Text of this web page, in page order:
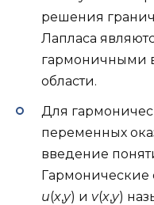
решения
Лапласа
гармоничными
области.
Для
переменных
введение
u(x,y) и v(x,y)